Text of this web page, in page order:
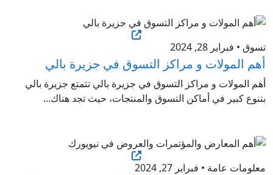
تسوق • فبراير 28, 2024
أهم المولات و مراكز التسوق في جزيرة بالي
أهم المولات و مراكز التسوق في جزيرة بالي تتمتع جزيرة بالي
بتنوع كبير في أماكن التسوق والمنتجات، حيث تجد هناك...
معلومات عامة • فبراير 27, 2024